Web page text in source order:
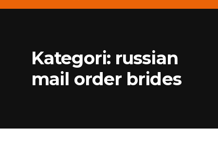
Kategori: russian
mail order brides